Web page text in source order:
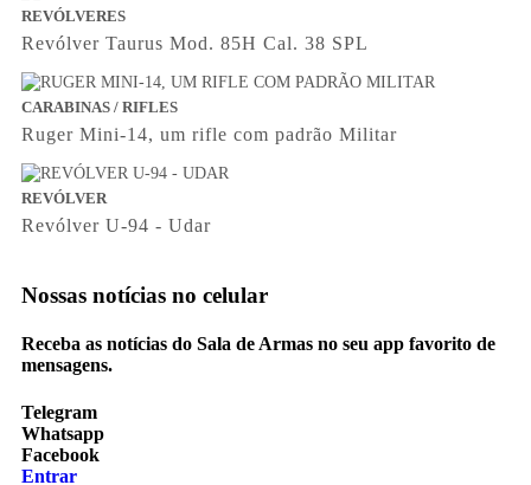
REVÓLVERES
Revólver Taurus Mod. 85H Cal. 38 SPL
CARABINAS / RIFLES
Ruger Mini-14, um rifle com padrão Militar
REVÓLVER
Revólver U-94 - Udar
Nossas notícias no celular
Receba as notícias do Sala de Armas no seu app favorito de
mensagens.
Telegram
Whatsapp
Facebook
Entrar